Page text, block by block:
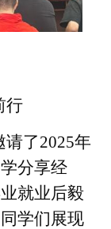
行
了2025年
分享经
就业后毅
学们展现